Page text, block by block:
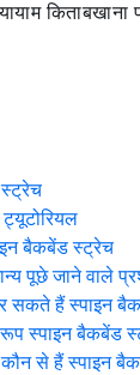
किताबखाना
बैकबेंड स्ट्रेच
पूछे जाने वाले
सकते हैं स्पाइन
रूप स्पाइन बैकबेंड
कौन से हैं स्पाइन